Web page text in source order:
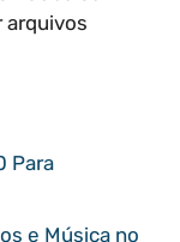
arquivos
Para
e Música no